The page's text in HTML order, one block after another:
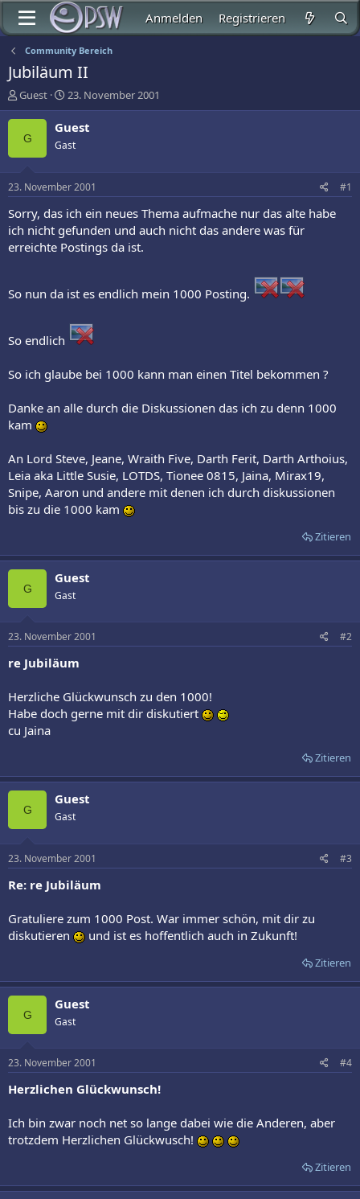
Anmelden Registrieren
Community Bereich
Jubiläum II
E
r
s
e
r
Guest
E
r
s
e
t
a
m
23. November 2001
G
Guest
Gast
23. November 2001 #1
Sorry, das ich ein neues Thema aufmache nur das alte habe
ich nicht gefunden und auch nicht das andere was für
erreichte Postings da ist.
So nun da ist es endlich mein 1000 Posting.
So endlich
So ich glaube bei 1000 kann man einen Titel bekommen ?
Danke an alle durch die Diskussionen das ich zu denn 1000
kam
An Lord Steve, Jeane, Wraith Five, Darth Ferit, Darth Arthoius,
Leia aka Little Susie, LOTDS, Tionee 0815, Jaina, Mirax19,
Snipe, Aaron und andere mit denen ich durch diskussionen
bis zu die 1000 kam
Zitieren
G
Guest
Gast
23. November 2001 #2
re Jubiläum
Herzliche Glückwunsch zu den 1000!
Habe doch gerne mit dir diskutiert
cu Jaina
Zitieren
G
Guest
Gast
23. November 2001 #3
Re: re Jubiläum
Gratuliere zum 1000 Post. War immer schön, mit dir zu
diskutieren
und ist es hoffentlich auch in Zukunft!
Zitieren
G
Guest
Gast
23. November 2001 #4
Herzlichen Glückwunsch!
Ich bin zwar noch net so lange dabei wie die Anderen, aber
trotzdem Herzlichen Glückwusch!
Zitieren